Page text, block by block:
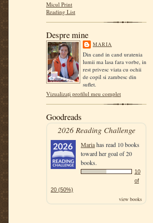
Micul Print
Reading List
Despre mine
MARIA
Din cand in cand uratenia
lumii ma lasa fara vorbe, in
rest privesc viata cu ochii
de copil si zambesc din
suflet.
Vizualizați profilul meu complet
Goodreads
2026 Reading Challenge
Mariahas read 10 books
toward her goal of 20
books.
10
of
20 (50%)
view books